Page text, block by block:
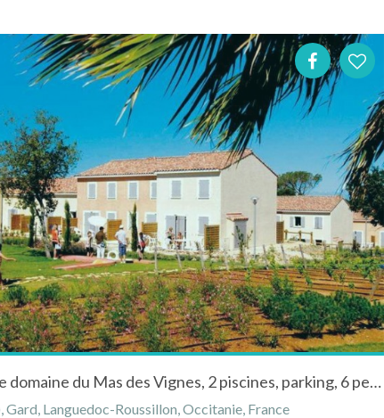
Résidence dans le domaine du Mas des Vignes, 2 piscines, parking, 6 pers.
Gard, Languedoc-Roussillon, Occitanie, France